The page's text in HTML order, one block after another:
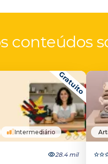
conteúdos
Gratuito
Intermediário
28.4 mil